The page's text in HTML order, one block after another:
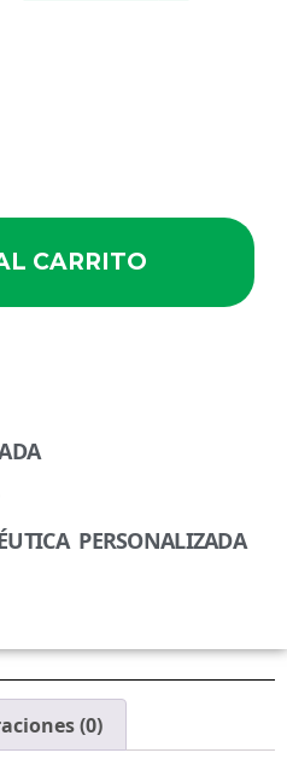
CARRITO
PERSONALIZADA
(0)